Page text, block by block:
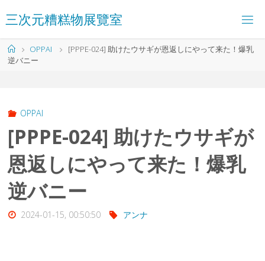
ン
テ
ン
三次元糟糕物展覽室
ホ
ー
OPPAI
[PPPE-024] 助けたウサギが恩返しにやって来た！爆乳
逆バニー
OPPAI
[PPPE-024] 助けたウサギが
恩返しにやって来た！爆乳
逆バニー
2024-01-15, 00:50:50 アンナ